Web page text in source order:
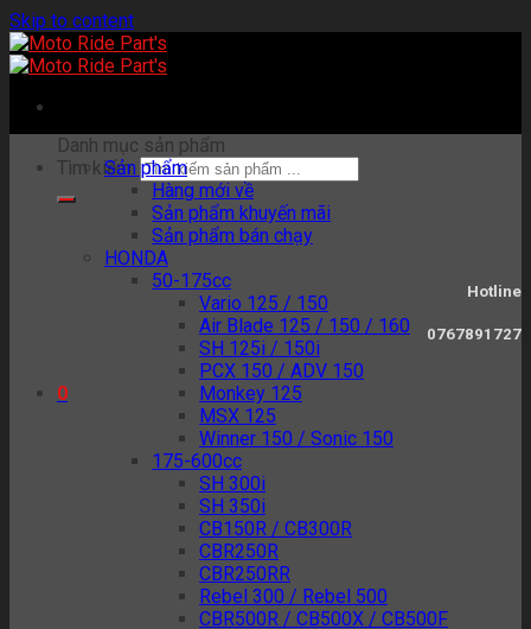
Skip to content
Tìm kiếm:
Hotline
0767891727
0
Danh mục sản phẩm
Sản phẩm
Hàng mới về
Sản phẩm khuyến mãi
Sản phẩm bán chạy
HONDA
50-175cc
Vario 125 / 150
Air Blade 125 / 150 / 160
SH 125i / 150i
PCX 150 / ADV 150
Monkey 125
MSX 125
Winner 150 / Sonic 150
175-600cc
SH 300i
SH 350i
CB150R / CB300R
CBR250R
CBR250RR
Rebel 300 / Rebel 500
CBR500R / CB500X / CB500F